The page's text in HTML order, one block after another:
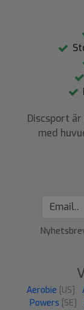
Discsport
med
Aerobie [US]
Powers [SE]